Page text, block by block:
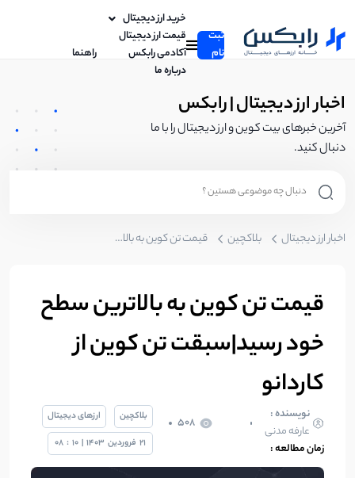
ثبت
نام
خرید ارز دیجیتال
قیمت ارز دیجیتال
آکادمی رابکس
راهنما
درباره ما
اخبار ارز دیجیتال | رابکس
آخرین خبرهای بیت کوین و ارز دیجیتال را با ما
دنبال کنید.
اخبار ارز دیجیتال بلاکچین قیمت تن کوین به بالاترین سطح خود رسید|سبقت تن کوین از کاردانو
قیمت تن کوین به بالاترین سطح
خود رسید|سبقت تن کوین از
کاردانو
نویسنده :
عارفه مدنی
508
زمان مطالعه :
بلاکچین
ارزهای دیجیتال
21 فروردین 1403
|
10
:
08